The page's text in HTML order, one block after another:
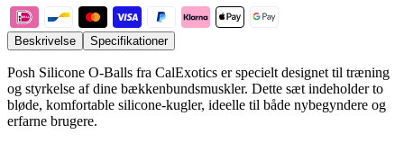
Beskrivelse Specifikationer
Posh Silicone O-Balls fra CalExotics er specielt designet til træning
og styrkelse af dine bækkenbundsmuskler. Dette sæt indeholder to
bløde, komfortable silicone-kugler, ideelle til både nybegyndere og
erfarne brugere.